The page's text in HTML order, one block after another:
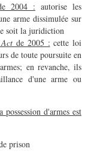
2004 : autorise les
arme dissimulée sur
soit la juridiction
Actde 2005 : cette loi
de toute poursuite en
en revanche, ils
d'une arme ou
d'armes est
prison